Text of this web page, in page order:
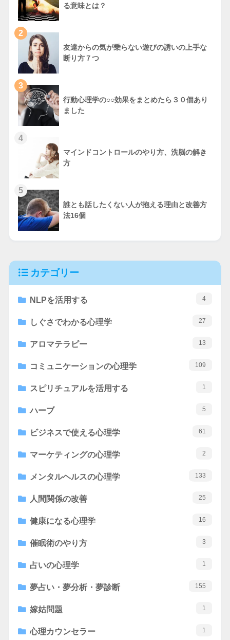
る意味とは？
2
友達からの気が乗らない遊びの誘いの上手な
断り方７つ
3
行動心理学の○○効果をまとめたら３０個あり
ました
4
マインドコントロールのやり方、洗脳の解き
方
5
誰とも話したくない人が抱える理由と改善方
法16個
カテゴリー
NLPを活用する 4
しぐさでわかる心理学 27
アロマテラピー 13
コミュニケーションの心理学 109
スピリチュアルを活用する 1
ハーブ 5
ビジネスで使える心理学 61
マーケティングの心理学 2
メンタルヘルスの心理学 133
人間関係の改善 25
健康になる心理学 16
催眠術のやり方 3
占いの心理学 1
夢占い・夢分析・夢診断 155
嫁姑問題 1
心理カウンセラー 1